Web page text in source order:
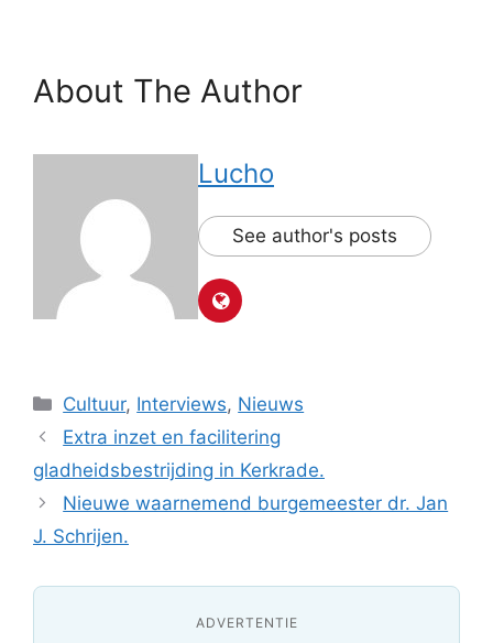
About The Author
Lucho
See author's posts
Categorieën
Cultuur, Interviews, Nieuws
Extra inzet en facilitering
gladheidsbestrijding in Kerkrade.
Nieuwe waarnemend burgemeester dr. Jan
J. Schrijen.
ADVERTENTIE